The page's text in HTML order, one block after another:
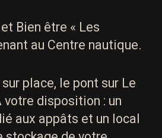
Bien être « Les
au Centre nautique.
place, le pont sur Le
votre disposition : un
aux appâts et un local